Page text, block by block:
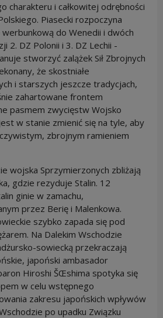
charakteru i całkowitej odrębności
Piasecki rozpoczyna
werbunkową do Wenedii i dwóch
2. DZ Polonii i 3. DZ Lechii -
stworzyć zalążek Sił Zbrojnych
że skostniałe
i starszych jeszcze tradycjach,
zahartowane frontem
pasmem zwycięstw Wojsko
w stanie zmienić się na tyle, aby
zbrojnym ramieniem
wojska Sprzymierzonych zbliżają
gdzie rezyduje Stalin. 12
ginie w zamachu,
przez Berię i Malenkowa.
szybko zapada się pod
Na Dalekim Wschodzie
sowiecką przekraczają
japoński ambasador
Hiroshi ŠŒshima spotyka się
w celu wstępnego
zakresu japońskich wpływów
po upadku Związku